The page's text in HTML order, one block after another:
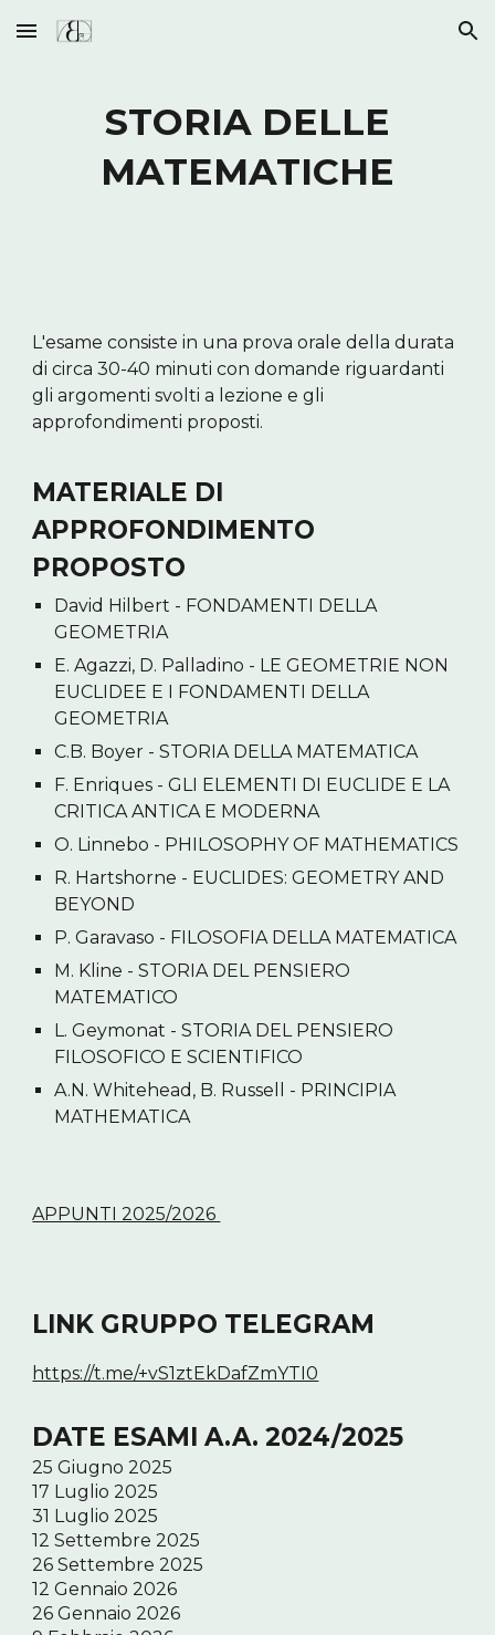
Skip to main content Skip to navigation
STORIA DELLE
MATEMATICHE
L'esame consiste in una prova orale della durata
di circa 30-40 minuti con domande riguardanti
gli argomenti svolti a lezione e gli
approfondimenti proposti.
MATERIALE DI
APPROFONDIMENTO
PROPOSTO
David Hilbert - FONDAMENTI DELLA
GEOMETRIA
E. Agazzi, D. Palladino - LE GEOMETRIE NON
EUCLIDEE E I FONDAMENTI DELLA
GEOMETRIA
C.B. Boyer - STORIA DELLA MATEMATICA
F. Enriques - GLI ELEMENTI DI EUCLIDE E LA
CRITICA ANTICA E MODERNA
O. Linnebo - PHILOSOPHY OF MATHEMATICS
R. Hartshorne - EUCLIDES: GEOMETRY AND
BEYOND
P. Garavaso - FILOSOFIA DELLA MATEMATICA
M. Kline - STORIA DEL PENSIERO
MATEMATICO
L. Geymonat - STORIA DEL PENSIERO
FILOSOFICO E SCIENTIFICO
A.N. Whitehead, B. Russell - PRINCIPIA
MATHEMATICA
APPUNTI 2025/2026
LINK GRUPPO TELEGRAM
https://t.me/+vS1ztEkDafZmYTI0
DATE ESAMI A.A. 2024/2025
25 Giugno 2025
17 Luglio 2025
31 Luglio 2025
12 Settembre 2025
26 Settembre 2025
12 Gennaio 2026
26 Gennaio 2026